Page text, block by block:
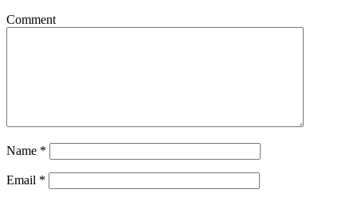
Comment
Name *
Email *